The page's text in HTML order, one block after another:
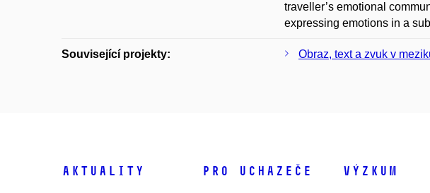
traveller’s emotional
expressing emotions in a
Související projekty: Obraz, text a zvuk v
Aktuality Pro uchazeče Výzkum